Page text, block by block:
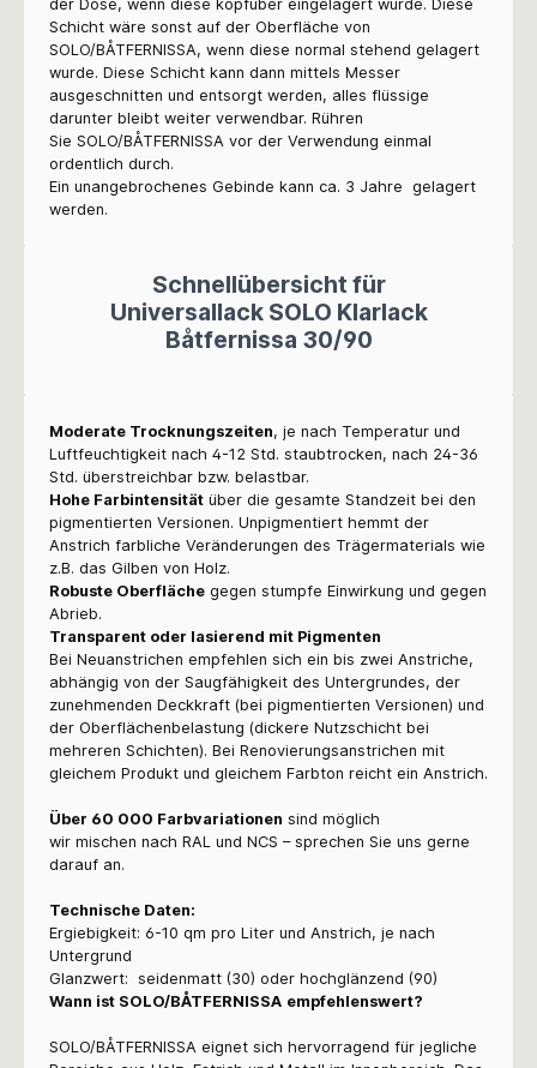
der Dose, wenn diese kopfüber eingelagert wurde. Diese
Schicht wäre sonst auf der Oberfläche von
SOLO/BÅTFERNISSA, wenn diese normal stehend gelagert
wurde. Diese Schicht kann dann mittels Messer
ausgeschnitten und entsorgt werden, alles flüssige
darunter bleibt weiter verwendbar. Rühren
Sie SOLO/BÅTFERNISSA vor der Verwendung einmal
ordentlich durch.
Ein unangebrochenes Gebinde kann ca. 3 Jahre gelagert
werden.
Schnellübersicht für
Universallack SOLO Klarlack
Båtfernissa 30/90
Moderate Trocknungszeiten, je nach Temperatur und
Luftfeuchtigkeit nach 4-12 Std. staubtrocken, nach 24-36
Std. überstreichbar bzw. belastbar.
Hohe Farbintensität über die gesamte Standzeit bei den
pigmentierten Versionen. Unpigmentiert hemmt der
Anstrich farbliche Veränderungen des Trägermaterials wie
z.B. das Gilben von Holz.
Robuste Oberfläche gegen stumpfe Einwirkung und gegen
Abrieb.
Transparent oder lasierend mit Pigmenten
Bei Neuanstrichen empfehlen sich ein bis zwei Anstriche,
abhängig von der Saugfähigkeit des Untergrundes, der
zunehmenden Deckkraft (bei pigmentierten Versionen) und
der Oberflächenbelastung (dickere Nutzschicht bei
mehreren Schichten). Bei Renovierungsanstrichen mit
gleichem Produkt und gleichem Farbton reicht ein Anstrich.
Über 60 000 Farbvariationen sind möglich
wir mischen nach RAL und NCS – sprechen Sie uns gerne
darauf an.
Technische Daten:
Ergiebigkeit: 6-10 qm pro Liter und Anstrich, je nach
Untergrund
Glanzwert: seidenmatt (30) oder hochglänzend (90)
Wann ist SOLO/BÅTFERNISSA empfehlenswert?
SOLO/BÅTFERNISSA eignet sich hervorragend für jegliche